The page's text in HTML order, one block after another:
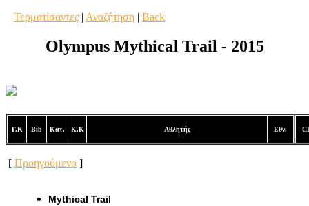
Τερματίσαντες | Αναζήτηση | Back
Olympus Mythical Trail - 2015
Γ.Κ Bib Κατ. Κ.Κ Αθλητής Εθν.
[ Προηγούμενο ]
Mythical Trail